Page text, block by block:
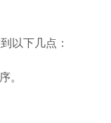
以下几点：
。